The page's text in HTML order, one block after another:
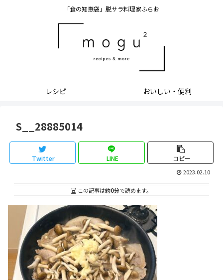
「食の知恵袋」脱サラ料理家ふらお
レシピ おいしい・便利
S__28885014
Twitter LINE コピー
2023.02.10
この記事は約0分で読めます。